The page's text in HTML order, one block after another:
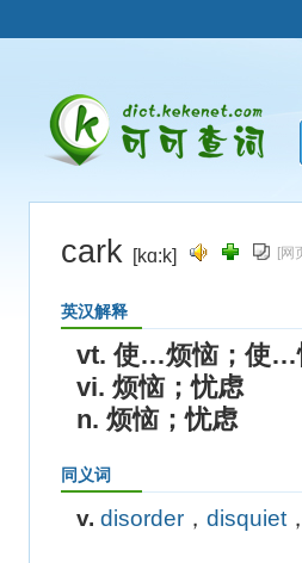
cark [kɑ:k] [网
英汉解释
vt. 使…烦恼；使…
vi. 烦恼；忧虑
n. 烦恼；忧虑
同义词
v. disorder ， disquiet ，